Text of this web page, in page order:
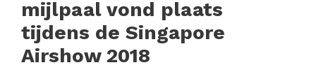
mijlpaal vond plaats
tijdens de Singapore
Airshow 2018